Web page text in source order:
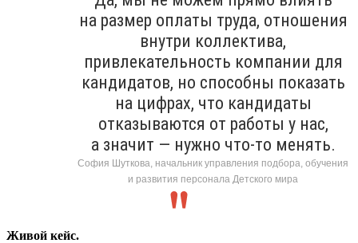
на размер оплаты труда, отношения
внутри коллектива,
привлекательность компании для
кандидатов, но способны показать
на цифрах, что кандидаты
отказываются от работы у нас,
а значит — нужно что-то менять.
София Шуткова, начальник управления подбора, обучения
и развития персонала Детского мира
Живой кейс.